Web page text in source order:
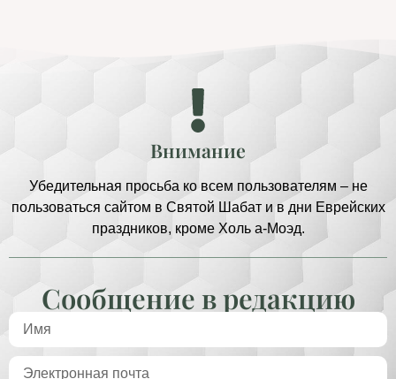
Внимание
Убедительная просьба ко всем пользователям – не
пользоваться сайтом в Святой Шабат и в дни Еврейских
праздников, кроме Холь а-Моэд.
Сообщение в редакцию